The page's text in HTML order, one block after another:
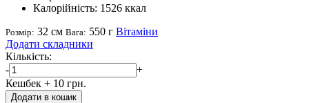
Калорійність: 1526 ккал
Розмір: 32 см Вага: 550 г Вітаміни
Додати складники
Кількість:
-
+
Кешбек + 10 грн.
Додати в кошик